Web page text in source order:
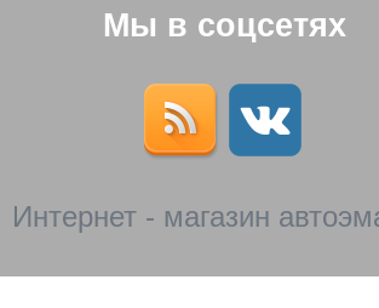
Мы в соцсетях
Интернет - магазин